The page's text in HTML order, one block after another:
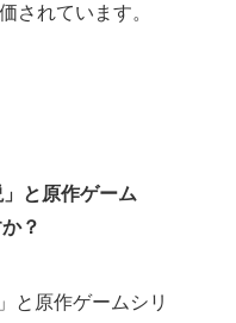
されています。
」と原作ゲーム
？
と原作ゲームシリ